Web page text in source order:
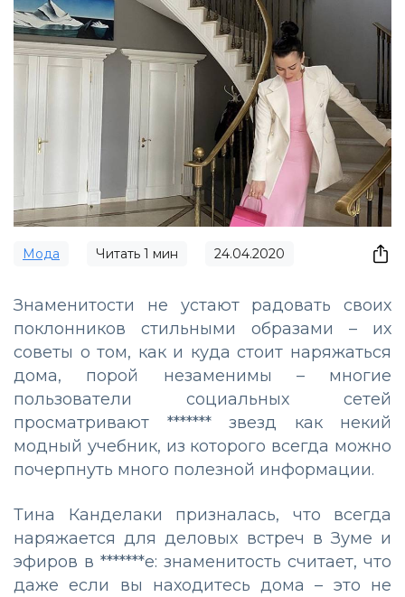
Мода Читать 1 мин 24.04.2020
Знаменитости не устают радовать своих
поклонников стильными образами – их
советы о том, как и куда стоит наряжаться
дома, порой незаменимы – многие
пользователи социальных сетей
просматривают ******* звезд как некий
модный учебник, из которого всегда можно
почерпнуть много полезной информации.
Тина Канделаки призналась, что всегда
наряжается для деловых встреч в Зуме и
эфиров в *******е: знаменитость считает, что
даже если вы находитесь дома – это не